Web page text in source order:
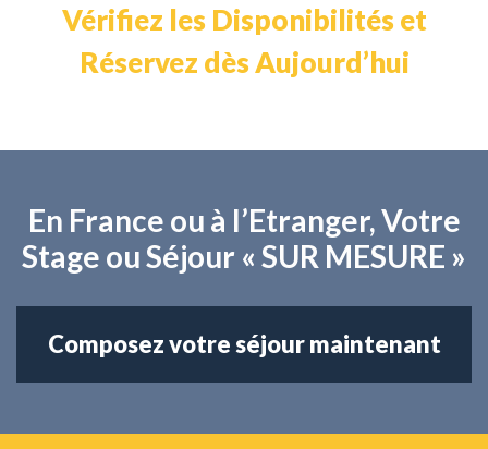
Vérifiez les Disponibilités et
Réservez dès Aujourd’hui
En France ou à l’Etranger, Votre
Stage ou Séjour « SUR MESURE »
Composez votre séjour maintenant